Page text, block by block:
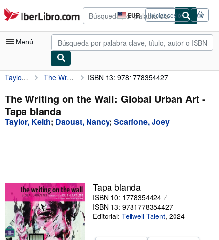
Pasar al contenido principal
IberLibro.com EUR
Preferencias
de
compra
del
Iniciar sesión
Menú
Mi cuenta
Consultar mis pedidos
Búsqueda avanzada
Colecciones
Vendedores
Comenzar a vender
Ayuda
Taylor, Keith The Writing on the Wall: Global Urban Art ISBN 13: 9781778354427
The Writing on the Wall: Global Urban Art -
Tapa blanda
Taylor, Keith; Daoust, Nancy; Scarfone, Joey
Tapa blanda
ISBN 10: 1778354424
ISBN 13: 9781778354427
Editorial: Tellwell Talent, 2024